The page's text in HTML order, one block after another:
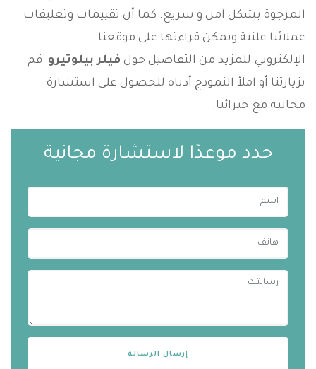
المرجوة بشكل آمن و سريع. كما أن تقييمات وتعليقات
عملائنا علنية ويمكن قراءتها على موقعنا
الإلكتروني.للمزيد من التفاصيل حول فيلر بيلوتيرو قم
بزيارتنا أو املأ النموذج أدناه للحصول على استشارة
مجانية مع خبرائنا.
حدد موعدًا لاستشارة مجانية